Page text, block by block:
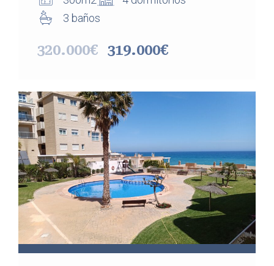
3 baños
320.000€ 319.000€